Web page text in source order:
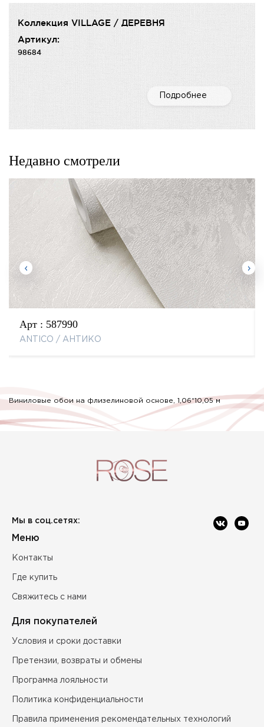
Коллекция VILLAGE / ДЕРЕВНЯ
Артикул:
98684
Подробнее
Недавно смотрели
Арт : 587990
ANTICO / АНТИКО
Виниловые обои на флизелиновой основе, 1,06*10,05 м
Мы в соц.сетях:
Меню
Контакты
Где купить
Свяжитесь с нами
Для покупателей
Условия и сроки доставки
Претензии, возвраты и обмены
Программа лояльности
Политика конфиденциальности
Правила применения рекомендательных технологий